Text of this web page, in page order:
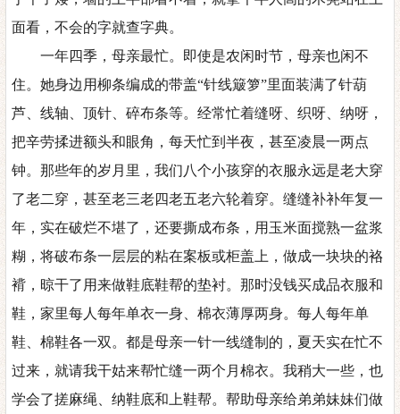
面看，不会的字就查字典。
一年四季，母亲最忙。即使是农闲时节，母亲也闲不
住。她身边用柳条编成的带盖“针线簸箩”里面装满了针葫
芦、线轴、顶针、碎布条等。经常忙着缝呀、织呀、纳呀，
把辛劳揉进额头和眼角，每天忙到半夜，甚至凌晨一两点
钟。那些年的岁月里，我们八个小孩穿的衣服永远是老大穿
了老二穿，甚至老三老四老五老六轮着穿。缝缝补补年复一
年，实在破烂不堪了 ，还要撕成布条 ， 用玉米面搅熟一盆浆
糊 ，将破布条一层层的粘在案板或柜盖上，做成一块块的袼
褙，晾干了用来做鞋底鞋帮的垫衬。那时没钱买成品衣服和
鞋，家里每人每年单衣一身、棉衣薄厚两身。每人每年单
鞋、棉鞋各一双。都是母亲一针一线缝制的，夏天实在忙不
过来，就请我干姑来帮忙缝一两个月棉衣。我稍大一些，也
学会了搓麻绳、纳鞋底和上鞋帮。帮助母亲给弟弟妹妹们做